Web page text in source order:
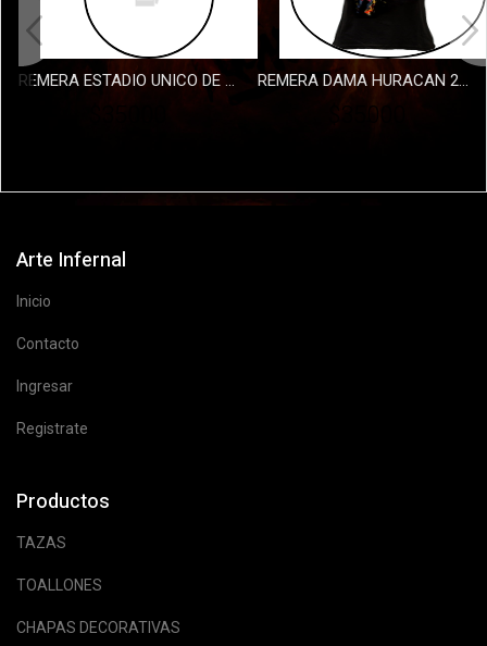
REMERA ESTADIO UNICO DE LA PLATA DAMA REMERA DAMA HURACAN 2026 - FUEGO
$35000
Arte Infernal
Inicio
Contacto
Ingresar
Registrate
Productos
TAZAS
TOALLONES
CHAPAS DECORATIVAS